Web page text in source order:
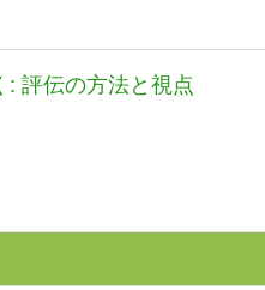
: 評伝の方法と視点